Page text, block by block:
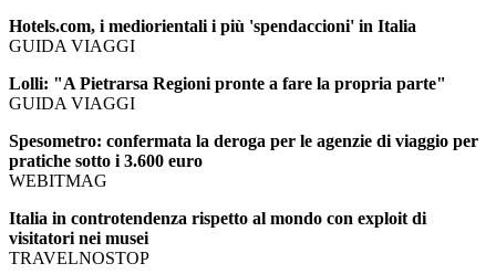
Hotels.com, i mediorientali i più 'spendaccioni' in Italia
GUIDA VIAGGI
Lolli: "A Pietrarsa Regioni pronte a fare la propria parte"
GUIDA VIAGGI
Spesometro: confermata la deroga per le agenzie di viaggio per
pratiche sotto i 3.600 euro
WEBITMAG
Italia in controtendenza rispetto al mondo con exploit di
visitatori nei musei
TRAVELNOSTOP